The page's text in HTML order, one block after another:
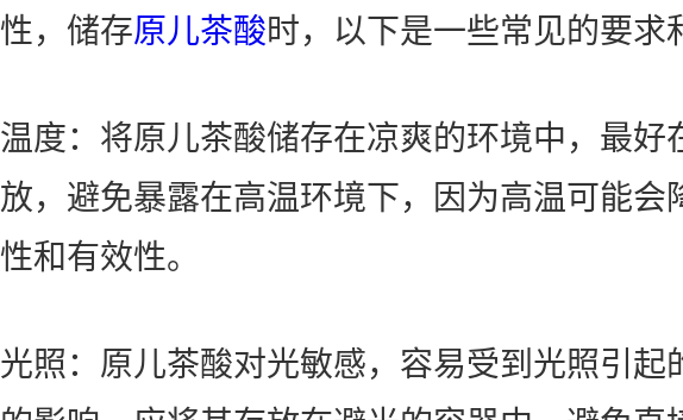
性，储存原儿茶酸时，以下是一些常见的要求
温度：将原儿茶酸储存在凉爽的环境中，最好
放，避免暴露在高温环境下，因为高温可能会
性和有效性。
光照：原儿茶酸对光敏感，容易受到光照引起